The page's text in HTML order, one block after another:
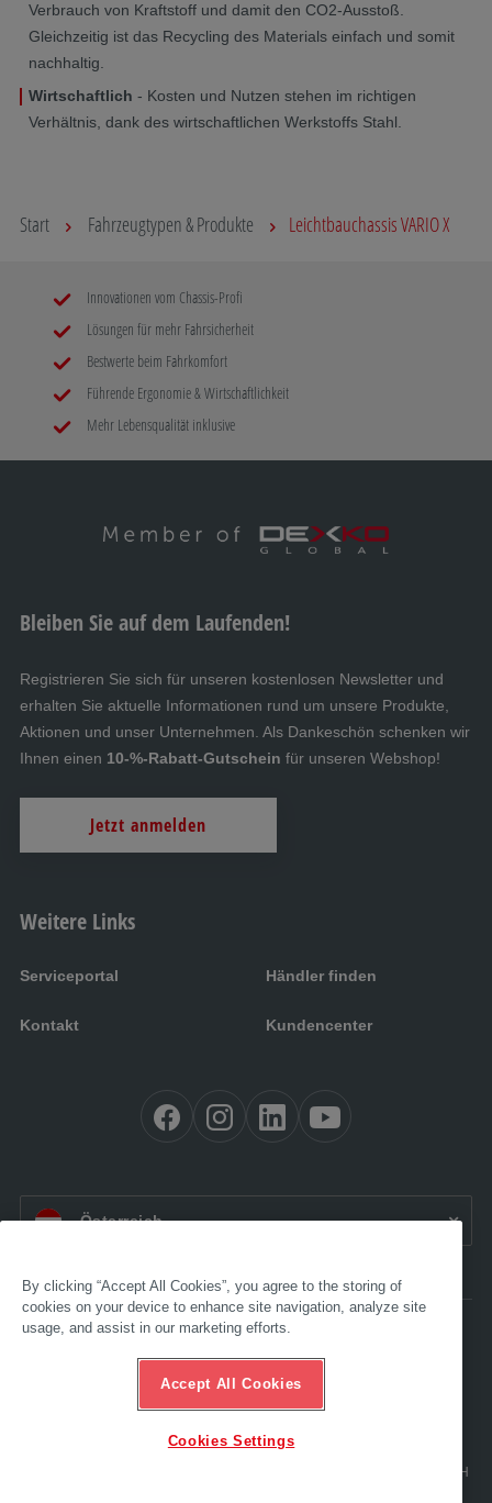
Verbrauch von Kraftstoff und damit den CO2-Ausstoß.
Gleichzeitig ist das Recycling des Materials einfach und somit
nachhaltig.
Wirtschaftlich - Kosten und Nutzen stehen im richtigen
Verhältnis, dank des wirtschaftlichen Werkstoffs Stahl.
Start Fahrzeugtypen & Produkte Leichtbauchassis VARIO X
Innovationen vom Chassis-Profi
Lösungen für mehr Fahrsicherheit
Bestwerte beim Fahrkomfort
Führende Ergonomie & Wirtschaftlichkeit
Mehr Lebensqualität inklusive
Weitere Links
Serviceportal Händler finden
Kontakt Kundencenter
AT: Österreich
Bleiben Sie auf dem Laufenden!
Registrieren Sie sich für unseren kostenlosen Newsletter und
erhalten Sie aktuelle Informationen rund um unsere Produkte,
Aktionen und unser Unternehmen. Als Dankeschön schenken wir
Ihnen einen 10-%-Rabatt-Gutschein für unseren Webshop!
Jetzt anmelden
© 2024 AL-KO. Alle Rechte vorbehalten. – AL-KO Technology Austria GmbH
Barrierefreiheit
Impressum
AGB
Compliance
Ethik-Hotline
By clicking “Accept All Cookies”, you agree to the storing of
cookies on your device to enhance site navigation, analyze site
usage, and assist in our marketing efforts.
Accept All Cookies
Cookies Settings